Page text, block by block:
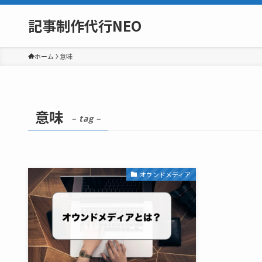
記事制作代行NEO
ホーム 意味
意味 – tag –
オウンドメディア